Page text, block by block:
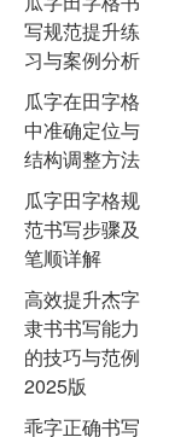
写规范提升练
习与案例分析
瓜字在田字格
中准确定位与
结构调整方法
瓜字田字格规
范书写步骤及
笔顺详解
高效提升杰字
隶书书写能力
的技巧与范例
2025版
乖字正确书写